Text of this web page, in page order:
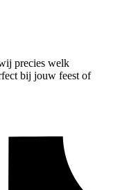
precies welk
bij jouw feest of